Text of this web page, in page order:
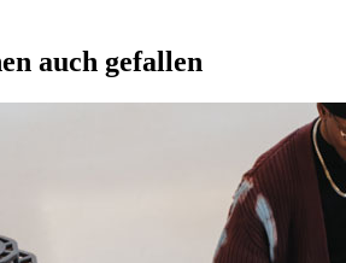
auch gefallen